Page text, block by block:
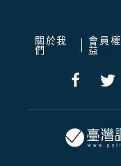
關於我
們
會員權
益